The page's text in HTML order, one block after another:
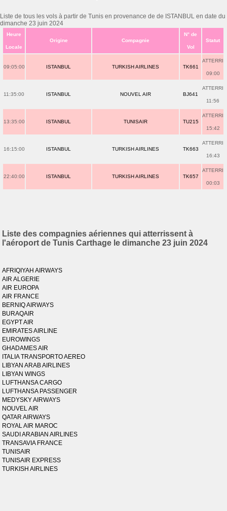
Liste de tous les vols à partir de Tunis en provenance de de ISTANBUL en date du
dimanche 23 juin 2024
Heure
Locale
Origine Compagnie
N° de
Vol
Statut
09:05:00 ISTANBUL TURKISH AIRLINES TK661
ATTERRI
09:00
11:35:00 ISTANBUL NOUVEL AIR BJ641
ATTERRI
11:56
13:35:00 ISTANBUL TUNISAIR TU215
ATTERRI
15:42
16:15:00 ISTANBUL TURKISH AIRLINES TK663
ATTERRI
16:43
22:40:00 ISTANBUL TURKISH AIRLINES TK657
ATTERRI
00:03
Liste des compagnies aériennes qui atterrissent à
l'aéroport de Tunis Carthage le dimanche 23 juin 2024
AFRIQIYAH AIRWAYS
AIR ALGERIE
AIR EUROPA
AIR FRANCE
BERNIQ AIRWAYS
BURAQAIR
EGYPT AIR
EMIRATES AIRLINE
EUROWINGS
GHADAMES AIR
ITALIA TRANSPORTO AEREO
LIBYAN ARAB AIRLINES
LIBYAN WINGS
LUFTHANSA CARGO
LUFTHANSA PASSENGER
MEDYSKY AIRWAYS
NOUVEL AIR
QATAR AIRWAYS
ROYAL AIR MAROC
SAUDI ARABIAN AIRLINES
TRANSAVIA FRANCE
TUNISAIR
TUNISAIR EXPRESS
TURKISH AIRLINES